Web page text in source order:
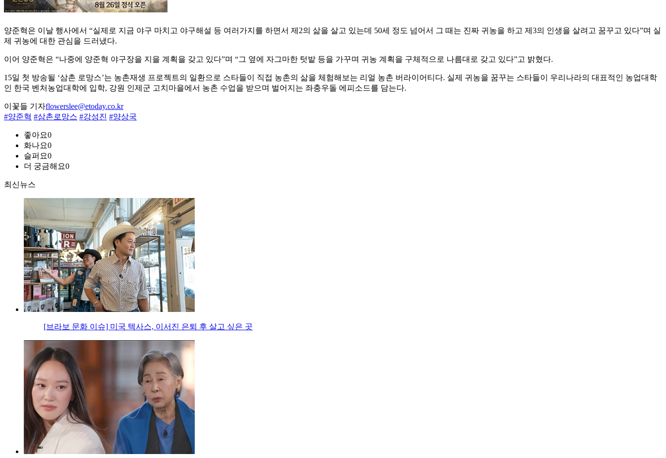
양준혁은 이날 행사에서 “실제로 지금 야구 마치고 야구해설 등 여러가지를 하면서 제2의 삶을 살고 있는데 50세 정도 넘어서 그 때는 진짜 귀농을 하고 제3의 인생을 살려고 꿈꾸고 있다”며 실
제 귀농에 대한 관심을 드러냈다.
이어 양준혁은 “나중에 양준혁 야구장을 지을 계획을 갖고 있다”며 “그 옆에 자그마한 텃밭 등을 가꾸며 귀농 계획을 구체적으로 나름대로 갖고 있다”고 밝혔다.
15일 첫 방송될 ‘삼촌 로망스’는 농촌재생 프로젝트의 일환으로 스타들이 직접 농촌의 삶을 체험해보는 리얼 농촌 버라이어티다. 실제 귀농을 꿈꾸는 스타들이 우리나라의 대표적인 농업대학
인 한국 벤처농업대학에 입학, 강원 인제군 고치마을에서 농촌 수업을 받으며 벌어지는 좌충우돌 에피소드를 담는다.
이꽃들 기자flowerslee@etoday.co.kr
#양준혁 #삼촌로망스 #강성진 #양상국
좋아요0
화나요0
슬퍼요0
더 궁금해요0
최신뉴스
[브라보 문화 이슈] 미국 텍사스, 이서진 은퇴 후 살고 싶은 곳